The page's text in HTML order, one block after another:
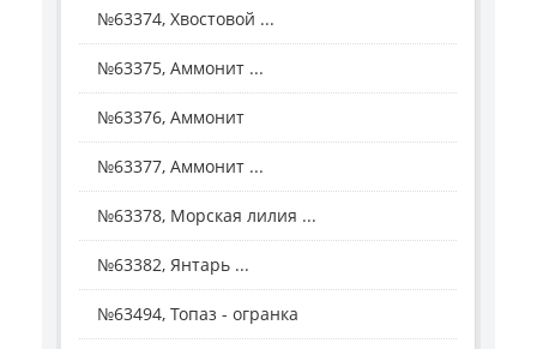
№63374, Хвостовой ...
№63375, Аммонит ...
№63376, Аммонит
№63377, Аммонит ...
№63378, Морская лилия ...
№63382, Янтарь ...
№63494, Топаз - огранка